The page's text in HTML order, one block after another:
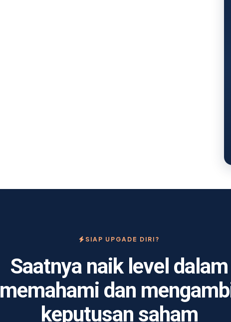
SIAP UPGADE DIRI?
Saatnya naik level dalam
memahami dan
keputusan saham